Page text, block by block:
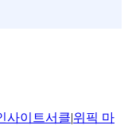
사이트서클|위픽 마